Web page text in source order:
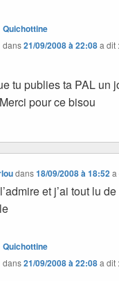
Quichottine
dans21/09/2008 à 22:08a dit :
tu publies ta PAL un
pour ce bisou
dans18/09/2008 à 18:52 a
et j’ai tout lu
Quichottine
dans21/09/2008 à 22:08a dit :